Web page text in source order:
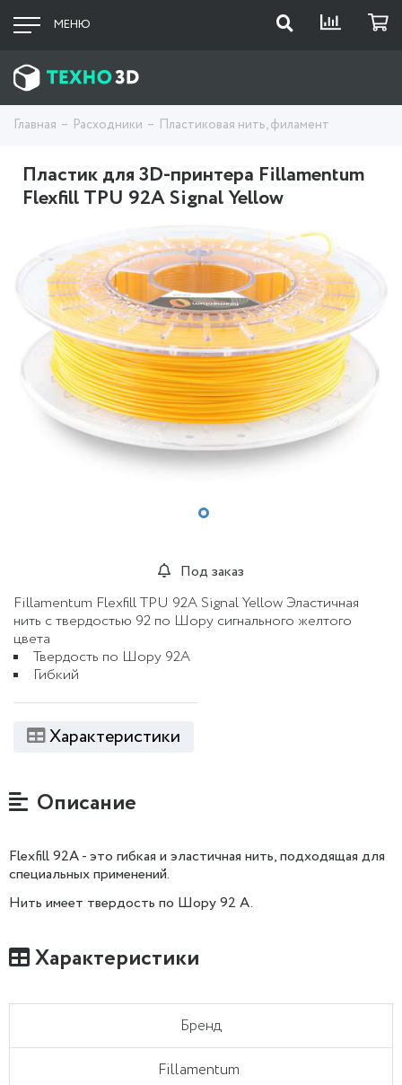
МЕНЮ
Главная Расходники Пластиковая нить, филамент
Пластик для 3D-принтера Fillamentum
Flexfill TPU 92A Signal Yellow
Под заказ
Fillamentum Flexfill TPU 92A Signal Yellow Эластичная
нить с твердостью 92 по Шору сигнального желтого
цвета
Твердость по Шору 92A
Гибкий
Характеристики
Описание
Flexfill 92A - это гибкая и эластичная нить, подходящая для
специальных применений.
Нить имеет твердость по Шору 92 А.
Характеристики
Бренд
Fillamentum